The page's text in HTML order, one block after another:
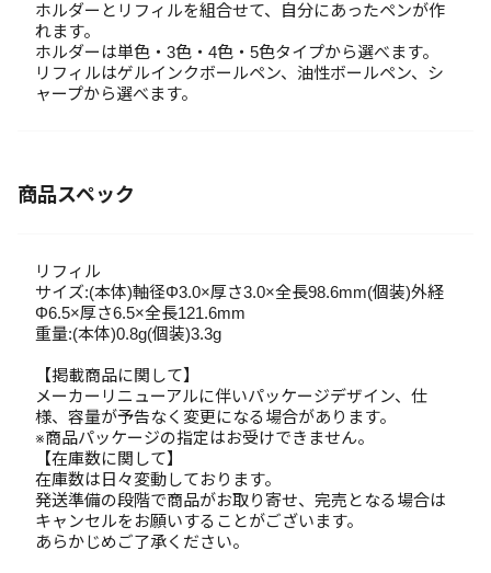
ホルダーとリフィルを組合せて、自分にあったペンが作
れます。
ホルダーは単色・3色・4色・5色タイプから選べます。
リフィルはゲルインクボールペン、油性ボールペン、シ
ャープから選べます。
商品スペック
リフィル
サイズ:(本体)軸径Φ3.0×厚さ3.0×全長98.6mm(個装)外経
Φ6.5×厚さ6.5×全長121.6mm
重量:(本体)0.8g(個装)3.3g
【掲載商品に関して】
メーカーリニューアルに伴いパッケージデザイン、仕
様、容量が予告なく変更になる場合があります。
※商品パッケージの指定はお受けできません。
【在庫数に関して】
在庫数は日々変動しております。
発送準備の段階で商品がお取り寄せ、完売となる場合は
キャンセルをお願いすることがございます。
あらかじめご了承ください。